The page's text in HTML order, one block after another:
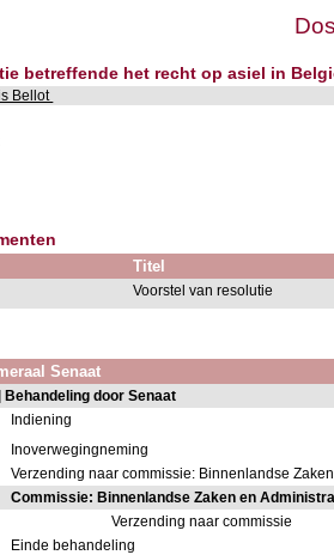
betreffende het recht op asiel in
Bellot
Titel
Voorstel van resolutie
Senaat
Behandeling door Senaat
Indiening
Inoverwegingneming
Verzending naar commissie: Binnenlandse
Commissie: Binnenlandse Zaken en
Verzending naar commissie
Einde behandeling